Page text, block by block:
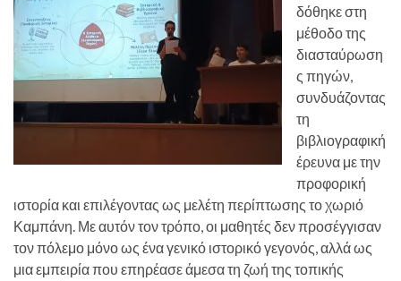
δόθηκε στη
μέθοδο της
διασταύρωση
ς πηγών,
συνδυάζοντας
τη
βιβλιογραφική
έρευνα με την
προφορική
ιστορία και επιλέγοντας ως μελέτη περίπτωσης το χωριό
Καμπάνη. Με αυτόν τον τρόπο, οι μαθητές δεν προσέγγισαν
τον πόλεμο μόνο ως ένα γενικό ιστορικό γεγονός, αλλά ως
μια εμπειρία που επηρέασε άμεσα τη ζωή της τοπικής